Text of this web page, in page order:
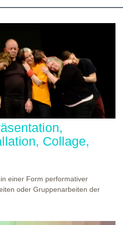
machst. Bewirb dich jetzt auf
schreibe uns einfach eine Mail
Wir freuen uns auf dich!
Collage,
einer Form performativer
oder Gruppenarbeiten der
Die Studierenden des